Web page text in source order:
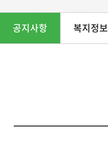
공지사항 복지정보